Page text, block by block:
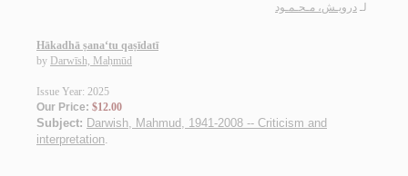
لـ درويـش، مـحـمـود
Hākadhā ṣana‘tu qaṣīdatī
by Darwīsh, Maḥmūd
Issue Year: 2025
Our Price: $12.00
Subject: Darwish, Mahmud, 1941-2008 -- Criticism and
interpretation.